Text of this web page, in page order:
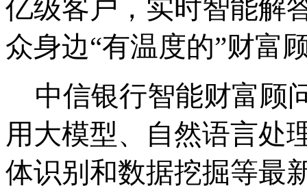
亿级客户，实时智能解
众身边“有温度的”财富
中信银行智能财富顾
用大模型、自然语言处
体识别和数据挖掘等最